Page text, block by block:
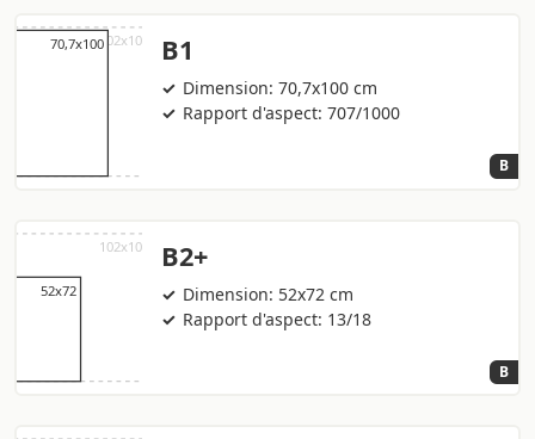
B1
Dimension: 70,7x100 cm
Rapport d'aspect: 707/1000
B
B2+
Dimension: 52x72 cm
Rapport d'aspect: 13/18
B